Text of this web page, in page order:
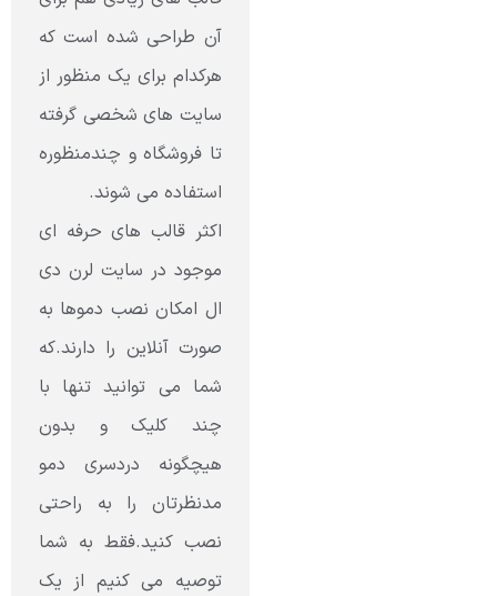
آن طراحی شده است که
هرکدام برای یک منظور از
سایت های شخصی گرفته
تا فروشگاه و چندمنظوره
استفاده می شوند.
اکثر قالب های حرفه ای
موجود در سایت لرن دی
ال امکان نصب دموها به
صورت آنلاین را دارند.که
شما می توانید تنها با
چند کلیک و بدون
هیچگونه دردسری دمو
مدنظرتان را به راحتی
نصب کنید.فقط به شما
توصیه می کنیم از یک